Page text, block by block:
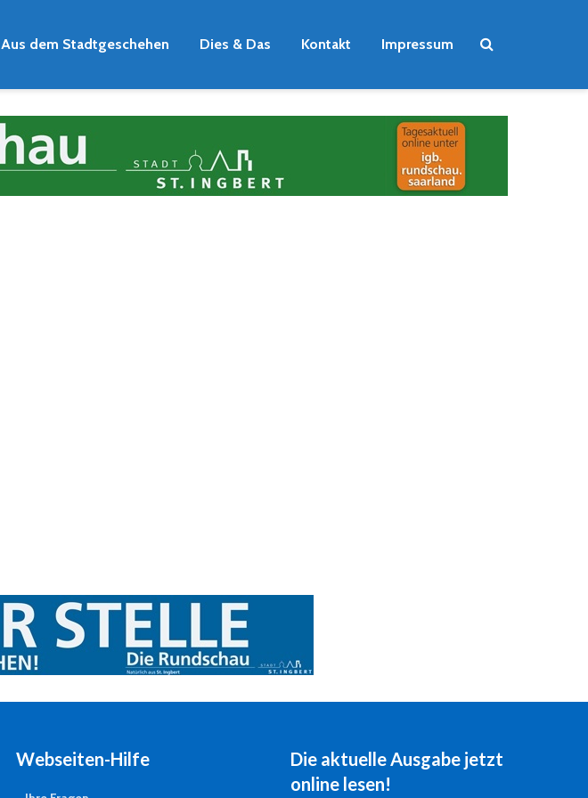
Aus dem Stadtgeschehen Dies & Das Kontakt Impressum
Webseiten-Hilfe
Die aktuelle Ausgabe jetzt
online lesen!